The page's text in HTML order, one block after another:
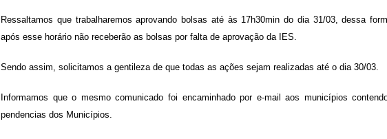
Ressaltamos que trabalharemos aprovando bolsas até às 17h30min do dia 31/03, dessa
após esse horário não receberão as bolsas por falta de aprovação da IES.
Sendo assim, solicitamos a gentileza de que todas as ações sejam realizadas até o dia 30/03.
Informamos que o mesmo comunicado foi encaminhado por e-mail aos municípios
pendencias dos Municípios.